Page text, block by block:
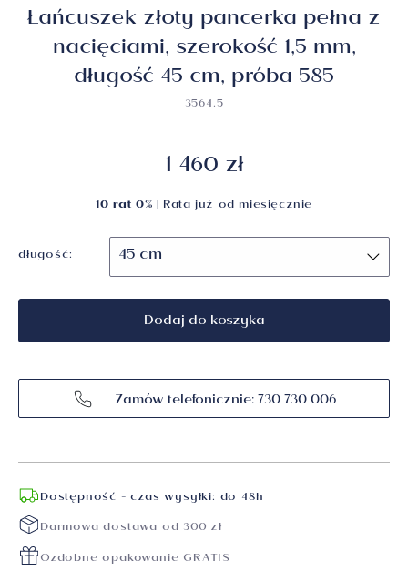
Łańcuszek złoty pancerka pełna z
nacięciami, szerokość 1,5 mm,
długość 45 cm, próba 585
3564.5
1 460 zł
10 rat 0% | Rata już od miesięcznie
długość:
Dodaj do koszyka
Zamów telefonicznie: 730 730 006
Dostępność - czas wysyłki: do 48h
Darmowa dostawa od 300 zł
Ozdobne opakowanie GRATIS